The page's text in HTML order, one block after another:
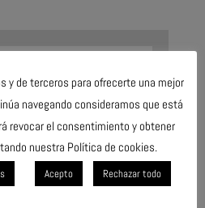
y de terceros para ofrecerte una mejor
navegando consideramos que está
revocar el consentimiento y obtener
nuestra Política de cookies.
Acepto Rechazar todo